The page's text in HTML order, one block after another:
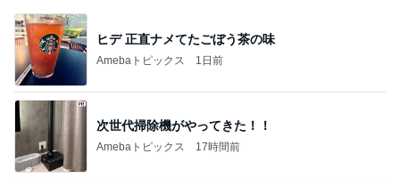
ヒデ 正直ナメてたごぼう茶の味
Amebaトピックス 1日前
次世代掃除機がやってきた！！
Amebaトピックス 17時間前